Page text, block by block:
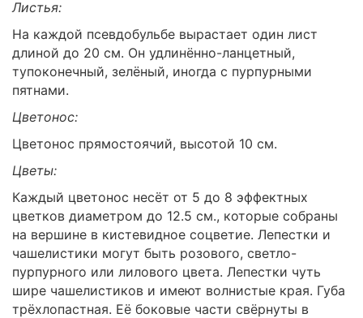
Листья:
На каждой псевдобульбе вырастает один лист
длиной до 20 см. Он удлинённо-ланцетный,
тупоконечный, зелёный, иногда с пурпурными
пятнами.
Цветонос:
Цветонос прямостоячий, высотой 10 см.
Цветы:
Каждый цветонос несёт от 5 до 8 эффектных
цветков диаметром до 12.5 см., которые собраны
на вершине в кистевидное соцветие. Лепестки и
чашелистики могут быть розового, светло-
пурпурного или лилового цвета. Лепестки чуть
шире чашелистиков и имеют волнистые края. Губа
трёхлопастная. Её боковые части свёрнуты в